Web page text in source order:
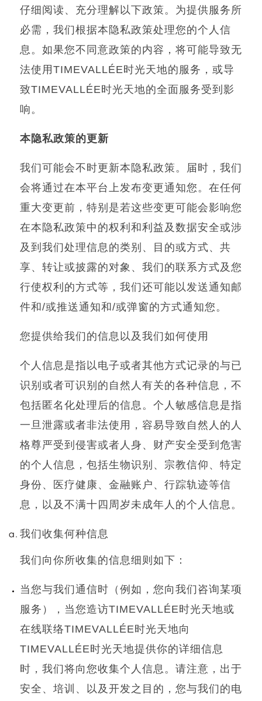
仔细阅读、充分理解以下政策。为提供服务所
必需，我们根据本隐私政策处理您的个人信
息。如果您不同意政策的内容，将可能导致无
法使用 TIMEVALLÉE时光天地的服务，或导
致TIMEVALLÉE时光天地的全面服务受到影
响。
本隐私政策的更新
我们可能会不时更新本隐私政策。届时，我们
会将通过在本平台上发布变更通知您。在任何
重大变更前，特别是若这些变更可能会影响您
在本隐私政策中的权利和利益及数据安全或涉
及到我们处理信息的类别、目的或方式、共
享、转让或披露的对象、我们的联系方式及您
行使权利的方式等，我们还可能以发送通知邮
件和/或推送通知和/或弹窗的方式通知您。
您提供给我们的信息以及我们如何使用
个人信息是指以电子或者其他方式记录的与已
识别或者可识别的自然人有关的各种信息，不
包括匿名化处理后的信息。个人敏感信息是指
一旦泄露或者非法使用，容易导致自然人的人
格尊严受到侵害或者人身、财产安全受到危害
的个人信息，包括生物识别、宗教信仰、特定
身份、医疗健康、金融账户、行踪轨迹等信
息，以及不满十四周岁未成年人的个人信息。
我们收集何种信息
我们向你所收集的信息细则如下：
当您与我们通信时（例如，您向我们咨询某项
服务），当您造访TIMEVALLÉE时光天地或
在线联络TIMEVALLÉE时光天地向
TIMEVALLÉE时光天地提供你的详细信息
时，我们将向您收集个人信息。请注意，出于
安全、培训、以及开发之目的，您与我们的电